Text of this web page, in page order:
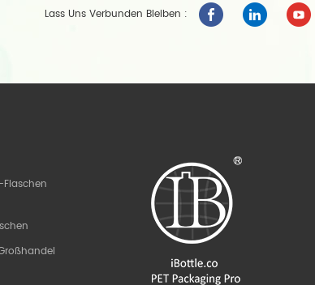
Lass Uns Verbunden Bleiben :